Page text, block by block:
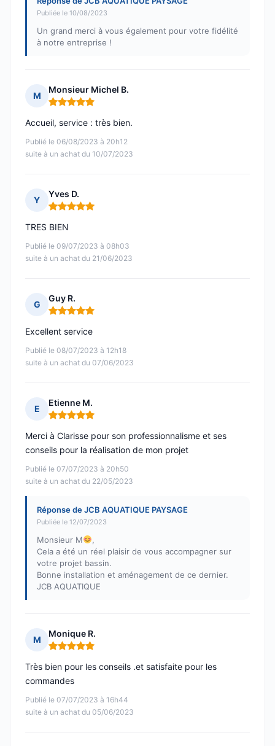
Publiée le 10/08/2023
Un grand merci à vous également pour votre fidélité
à notre entreprise !
M
Monsieur Michel B.
Note : 5 sur 5
Publié le 06/08/2023 à 20h12
suite à un achat du 10/07/2023
Accueil, service : très bien.
Y
Yves D.
Note : 5 sur 5
Publié le 09/07/2023 à 08h03
suite à un achat du 21/06/2023
TRES BIEN
G
Guy R.
Note : 5 sur 5
Publié le 08/07/2023 à 12h18
suite à un achat du 07/06/2023
Excellent service
E
Etienne M.
Note : 5 sur 5
Publié le 07/07/2023 à 20h50
suite à un achat du 22/05/2023
Merci à Clarisse pour son professionnalisme et ses
conseils pour la réalisation de mon projet
Réponse de JCB AQUATIQUE PAYSAGE
Publiée le 12/07/2023
Monsieur M
,
Cela a été un réel plaisir de vous accompagner sur
votre projet bassin.
Bonne installation et aménagement de ce dernier.
JCB AQUATIQUE
M
Monique R.
Note : 5 sur 5
Publié le 07/07/2023 à 16h44
suite à un achat du 05/06/2023
Très bien pour les conseils .et satisfaite pour les
commandes